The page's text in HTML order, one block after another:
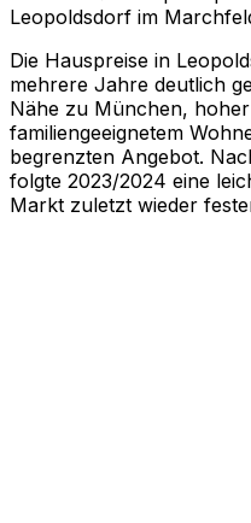
Leopoldsdorf im
Die Hauspreise in
mehrere Jahre deutlich
Nähe zu München,
familiengeeignetem
begrenzten Angebot.
folgte 2023/2024 eine
Markt zuletzt wieder